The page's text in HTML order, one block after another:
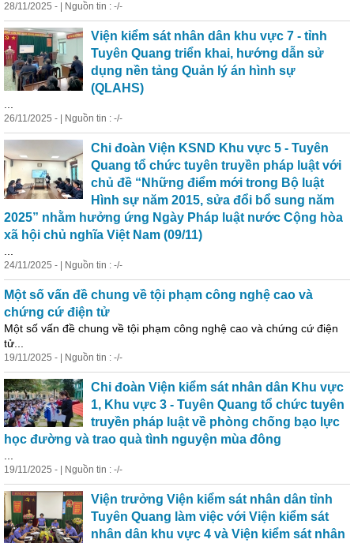
28/11/2025 - | Nguồn tin : -/-
Viện kiểm sát nhân dân khu vực 7 - tỉnh
Tuyên Quang triển khai, hướng dẫn sử
dụng nền tảng Quản lý án hình sự
(QLAHS)
26/11/2025 - | Nguồn tin : -/-
Chi đoàn Viện KSND Khu vực 5 - Tuyên
Quang tổ chức tuyên truyền pháp luật với
chủ đề “Những điểm mới trong Bộ luật
Hình sự năm 2015, sửa đổi bổ sung năm
2025” nhằm hưởng ứng Ngày Pháp luật nước Cộng hòa
xã hội chủ nghĩa Việt Nam (09/11)
24/11/2025 - | Nguồn tin : -/-
Một số vấn đề chung về tội phạm công nghệ cao và
chứng cứ điện tử
Một số vấn đề chung về tội phạm công nghệ cao và chứng cứ điện
tử...
19/11/2025 - | Nguồn tin : -/-
Chi đoàn Viện kiểm sát nhân dân Khu vực
1, Khu vực 3 - Tuyên Quang tổ chức tuyên
truyền pháp luật về phòng chống bạo lực
học đường và trao quà tình nguyện mùa đông
19/11/2025 - | Nguồn tin : -/-
Viện trưởng Viện kiểm sát nhân dân tỉnh
Tuyên Quang làm việc với Viện kiểm sát
nhân dân khu vực 4 và Viện kiểm sát nhân